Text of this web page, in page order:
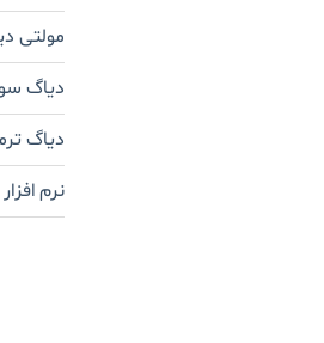
مولتی
دیاگ
دیاگ
نرم افزار